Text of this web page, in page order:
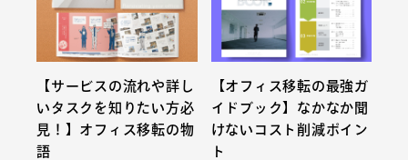
【サービスの流れや詳し
いタスクを知りたい方必
見！】オフィス移転の物
語
【オフィス移転の最強ガ
イドブック】なかなか聞
けないコスト削減ポイン
ト